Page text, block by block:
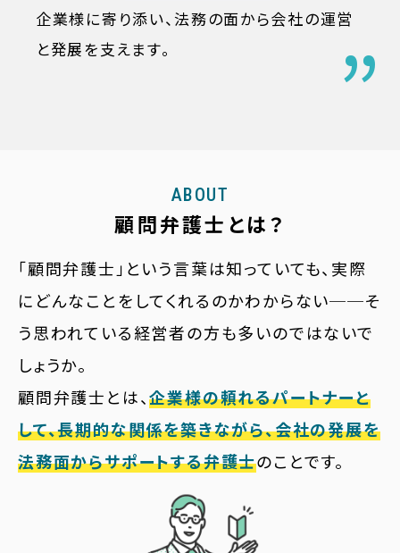
企業様に寄り添い、法務の面から会社の運営
と発展を支えます。
ABOUT
顧問弁護士とは？
「顧問弁護士」という言葉は知っていても、実際
にどんなことをしてくれるのかわからない──そ
う思われている経営者の方も多いのではないで
しょうか。
顧問弁護士とは、企業様の頼れるパートナーと
して、長期的な関係を築きながら、会社の発展を
法務面からサポートする弁護士のことです。